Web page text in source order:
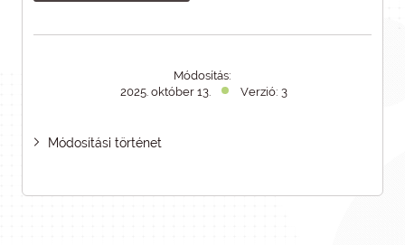
Módosítás:
2025. október 13.
Verzió: 3
Módosítási történet